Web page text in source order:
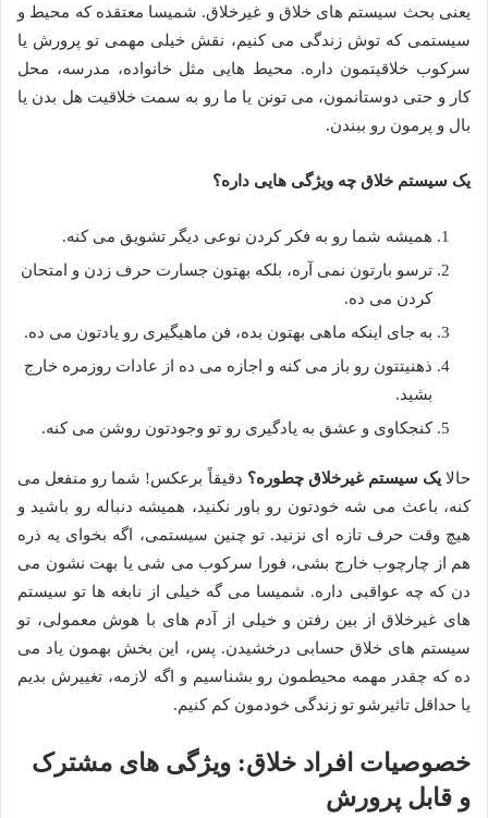
یعنی بحث سیستم های خلاق و غیرخلاق. شمیسا معتقده که محیط و
سیستمی که توش زندگی می کنیم، نقش خیلی مهمی تو پرورش یا
سرکوب خلاقیتمون داره. محیط هایی مثل خانواده، مدرسه، محل
کار و حتی دوستانمون، می تونن یا ما رو به سمت خلاقیت هل بدن یا
بال و پرمون رو ببندن.
یک سیستم خلاق چه ویژگی هایی داره؟
همیشه شما رو به فکر کردن نوعی دیگر تشویق می کنه.
ترسو بارتون نمی آره، بلکه بهتون جسارت حرف زدن و امتحان
کردن می ده.
به جای اینکه ماهی بهتون بده، فن ماهیگیری رو یادتون می ده.
ذهنیتتون رو باز می کنه و اجازه می ده از عادات روزمره خارج
بشید.
کنجکاوی و عشق به یادگیری رو تو وجودتون روشن می کنه.
حالایک سیستم غیرخلاق چطوره؟ دقیقاً برعکس! شما رو منفعل می
کنه، باعث می شه خودتون رو باور نکنید، همیشه دنباله رو باشید و
هیچ وقت حرف تازه ای نزنید. تو چنین سیستمی، اگه بخوای یه ذره
هم از چارچوب خارج بشی، فورا سرکوب می شی یا بهت نشون می
دن که چه عواقبی داره. شمیسا می گه خیلی از نابغه ها تو سیستم
های غیرخلاق از بین رفتن و خیلی از آدم های با هوش معمولی، تو
سیستم های خلاق حسابی درخشیدن. پس، این بخش بهمون یاد می
ده که چقدر مهمه محیطمون رو بشناسیم و اگه لازمه، تغییرش بدیم
یا حداقل تاثیرشو تو زندگی خودمون کم کنیم.
خصوصیات افراد خلاق: ویژگی های مشترک
و قابل پرورش